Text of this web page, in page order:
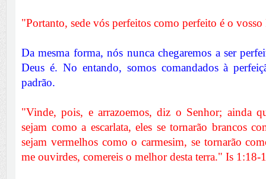
"Portanto, sede vós perfeitos como perfeito é o
Da mesma forma, nós nunca chegaremos a ser
Deus é. No entando, somos comandados à
padrão.
"Vinde, pois, e arrazoemos, diz o Senhor; ainda
sejam como a escarlata, eles se tornarão brancos
sejam vermelhos como o carmesim, se tornarão
me ouvirdes, comereis o melhor desta terra." Is 1:18-